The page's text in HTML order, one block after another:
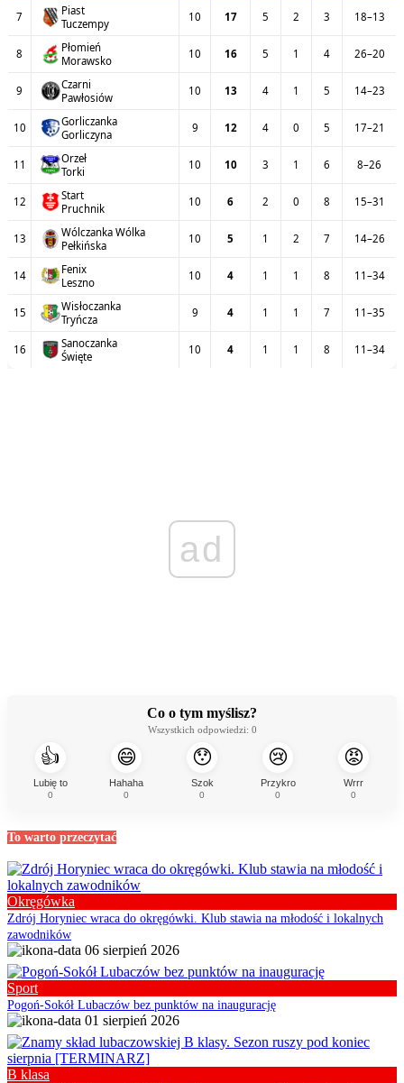
7
Piast
Tuczempy
10 17 5 2 3 18–13
8
Płomień
Morawsko
10 16 5 1 4 26–20
9
Czarni
Pawłosiów
10 13 4 1 5 14–23
10
Gorliczanka
Gorliczyna
9 12 4 0 5 17–21
11
Orzeł
Torki
10 10 3 1 6 8–26
12
Start
Pruchnik
10 6 2 0 8 15–31
13
Wólczanka Wólka
Pełkińska
10 5 1 2 7 14–26
14
Fenix
Leszno
10 4 1 1 8 11–34
15
Wisłoczanka
Tryńcza
9 4 1 1 7 11–35
16
Sanoczanka
Święte
10 4 1 1 8 11–34
ad
Co o tym myślisz?
Wszystkich odpowiedzi: 0
👍
Lubię to
0
😄
Hahaha
0
😯
Szok
0
😢
Przykro
0
😡
Wrrr
0
To warto przeczytać
Okręgówka
Zdrój Horyniec wraca do okręgówki. Klub stawia na młodość i lokalnych
zawodników
06 sierpień 2026
Sport
Pogoń-Sokół Lubaczów bez punktów na inaugurację
01 sierpień 2026
B klasa